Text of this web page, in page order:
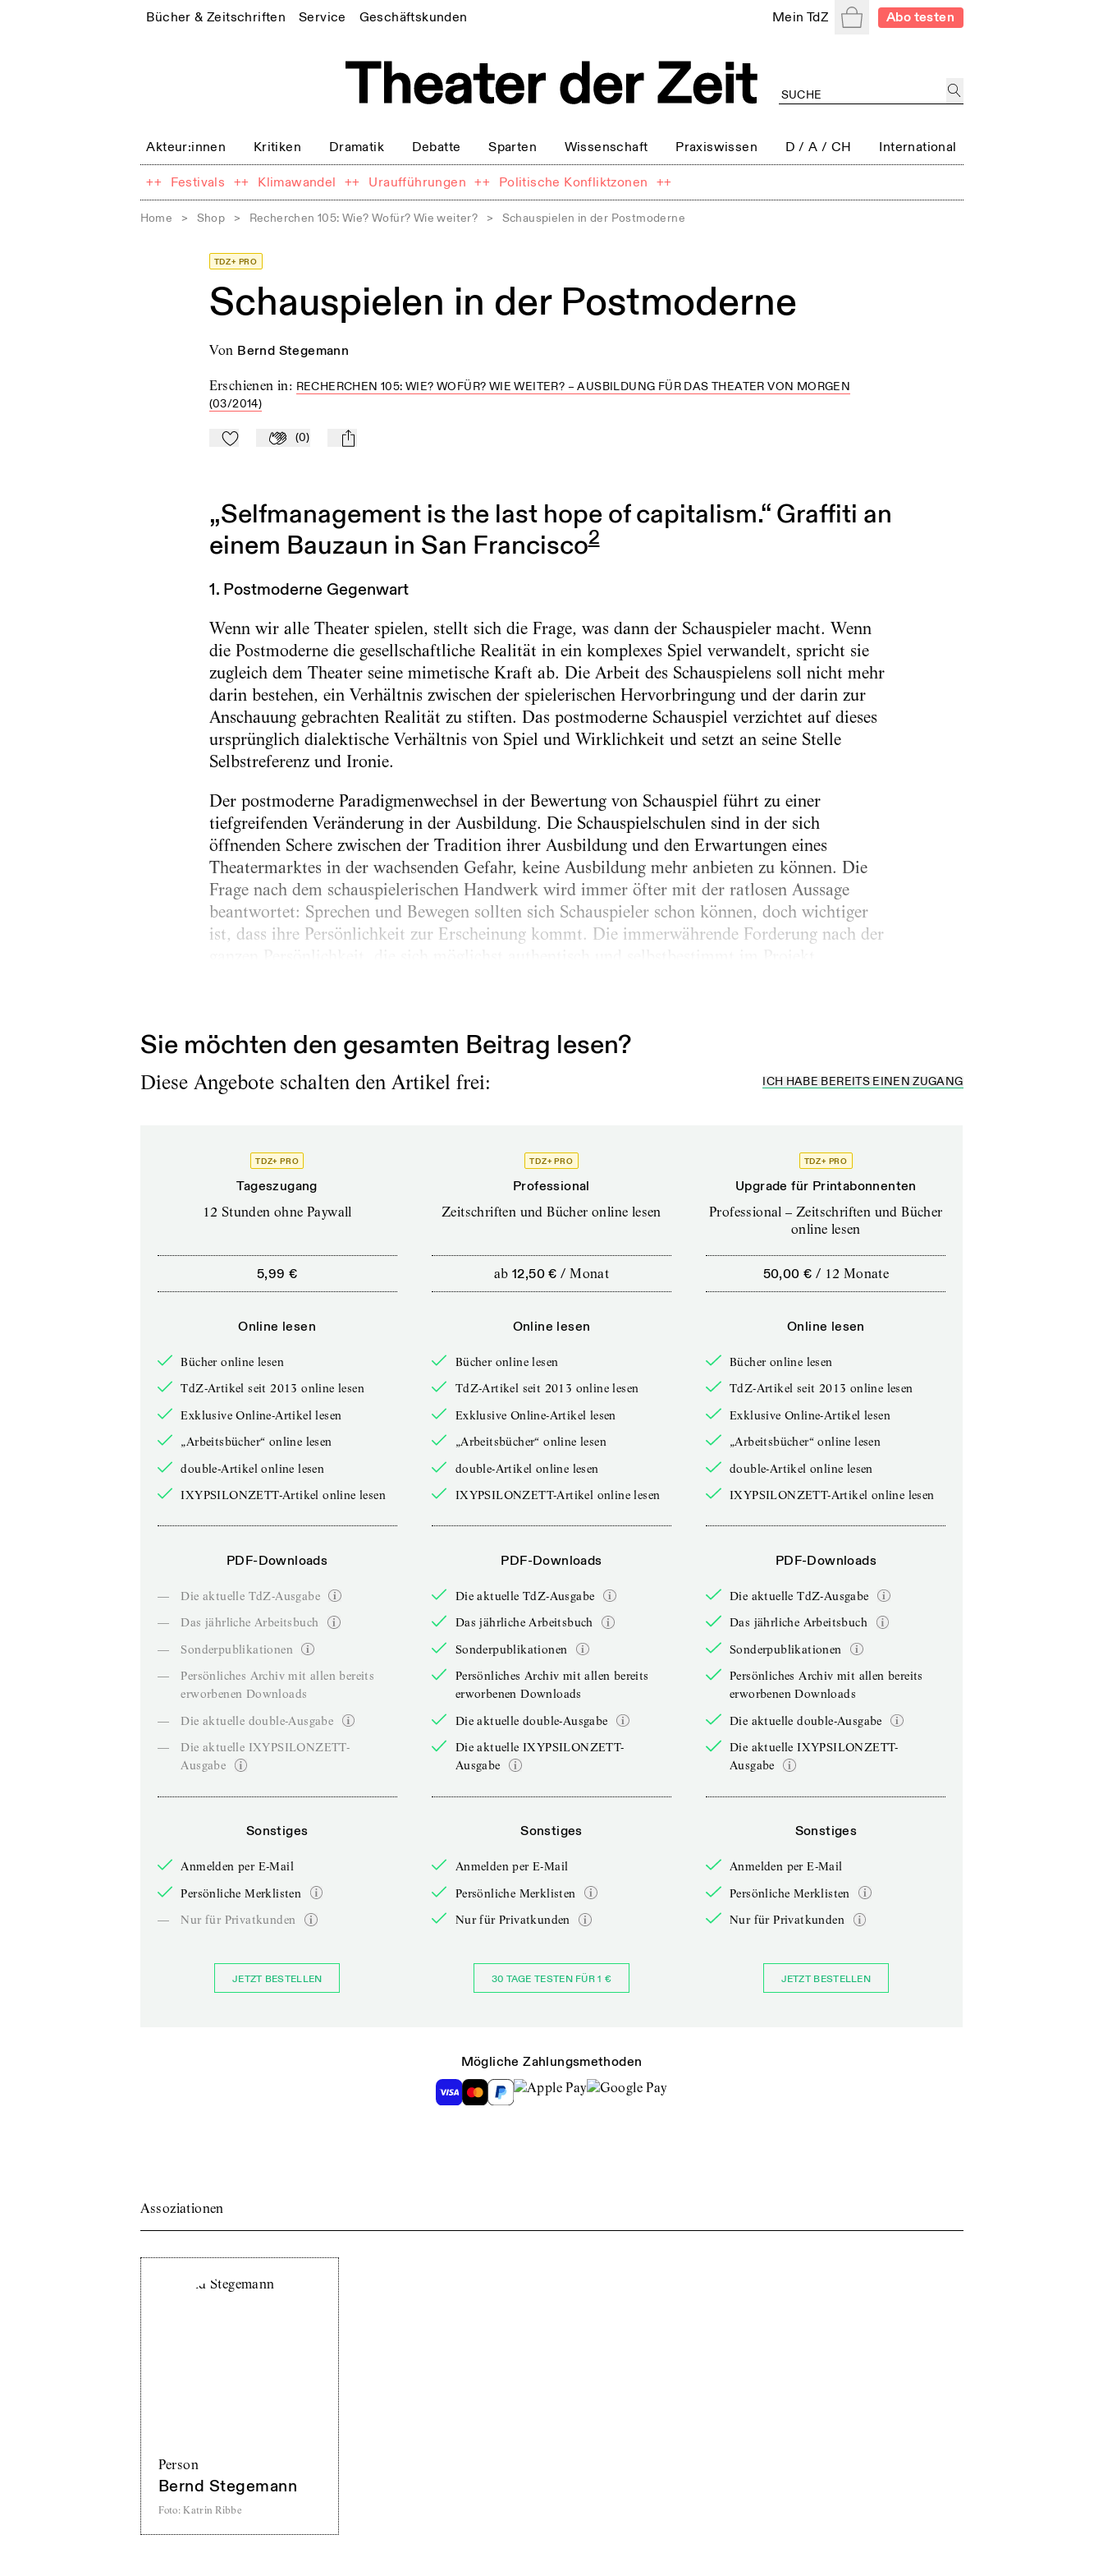
Bücher & Zeitschriften Service Geschäftskunden Mein TdZ WarenkorbAbo testen
Akteur:innen Kritiken Dramatik Debatte Sparten Wissenschaft Praxiswissen D / A / CH International
++ Festivals ++ Klimawandel ++ Uraufführungen ++ Politische Konfliktzonen ++
Home > Shop > Recherchen 105: Wie? Wofür? Wie weiter? > Schauspielen in der Postmoderne
TDZ+ PRO
Schauspielen in der Postmoderne
von Bernd Stegemann
Erschienen in: RECHERCHEN 105: WIE? WOFÜR? WIE WEITER? – AUSBILDUNG FÜR DAS THEATER VON MORGEN
(03/2014)
Zu Mein-TdZ hinzufügen
Applaudieren
(0) mail
„Selfmanagement is the last hope of capitalism.“ Graffiti an
einem Bauzaun in San Francisco2
1. Postmoderne Gegenwart
Wenn wir alle Theater spielen, stellt sich die Frage, was dann der Schauspieler macht. Wenn
die Postmoderne die gesellschaftliche Realität in ein komplexes Spiel verwandelt, spricht sie
zugleich dem Theater seine mimetische Kraft ab. Die Arbeit des Schauspielens soll nicht mehr
darin bestehen, ein Verhältnis zwischen der spielerischen Hervorbringung und der darin zur
Anschauung gebrachten Realität zu stiften. Das postmoderne Schauspiel verzichtet auf dieses
ursprünglich dialektische Verhältnis von Spiel und Wirklichkeit und setzt an seine Stelle
Selbstreferenz und Ironie.
Der postmoderne Paradigmenwechsel in der Bewertung von Schauspiel führt zu einer
tiefgreifenden Veränderung in der Ausbildung. Die Schauspielschulen sind in der sich
öffnenden Schere zwischen der Tradition ihrer Ausbildung und den Erwartungen eines
Theatermarktes in der wachsenden Gefahr, keine Ausbildung mehr anbieten zu können. Die
Frage nach dem schauspielerischen Handwerk wird immer öfter mit der ratlosen Aussage
beantwortet: Sprechen und Bewegen sollten sich Schauspieler schon können, doch wichtiger
ist, dass ihre Persönlichkeit zur Erscheinung kommt. Die immerwährende Forderung nach der
Sie möchten den gesamten Beitrag lesen?
Diese Angebote schalten den Artikel frei: ICH HABE BEREITS EINEN ZUGANG
TDZ+ PRO
Tageszugang
12 Stunden ohne Paywall
5,99 €
Online lesen
Bücher online lesen
TdZ-Artikel seit 2013 online lesen
Exklusive Online-Artikel lesen
„Arbeitsbücher“ online lesen
double-Artikel online lesen
IXYPSILONZETT-Artikel online lesen
PDF-Downloads
—
Die aktuelle TdZ-Ausgabe
—
Das jährliche Arbeitsbuch
—
Sonderpublikationen
—
Persönliches Archiv mit allen bereits
erworbenen Downloads
—
Die aktuelle double-Ausgabe
—
Die aktuelle IXYPSILONZETT-
Ausgabe
Sonstiges
Anmelden per E-Mail
Persönliche Merklisten
—
Nur für Privatkunden
JETZT BESTELLEN
TDZ+ PRO
Professional
Zeitschriften und Bücher online lesen
ab 12,50 € /Monat
Online lesen
Bücher online lesen
TdZ-Artikel seit 2013 online lesen
Exklusive Online-Artikel lesen
„Arbeitsbücher“ online lesen
double-Artikel online lesen
IXYPSILONZETT-Artikel online lesen
PDF-Downloads
Die aktuelle TdZ-Ausgabe
Das jährliche Arbeitsbuch
Sonderpublikationen
Persönliches Archiv mit allen bereits
erworbenen Downloads
Die aktuelle double-Ausgabe
Die aktuelle IXYPSILONZETT-
Ausgabe
Sonstiges
Anmelden per E-Mail
Persönliche Merklisten
Nur für Privatkunden
30 TAGE TESTEN FÜR 1 €
TDZ+ PRO
Upgrade für Printabonnenten
Professional – Zeitschriften und Bücher
online lesen
50,00 € / 12 Monate
Online lesen
Bücher online lesen
TdZ-Artikel seit 2013 online lesen
Exklusive Online-Artikel lesen
„Arbeitsbücher“ online lesen
double-Artikel online lesen
IXYPSILONZETT-Artikel online lesen
PDF-Downloads
Die aktuelle TdZ-Ausgabe
Das jährliche Arbeitsbuch
Sonderpublikationen
Persönliches Archiv mit allen bereits
erworbenen Downloads
Die aktuelle double-Ausgabe
Die aktuelle IXYPSILONZETT-
Ausgabe
Sonstiges
Anmelden per E-Mail
Persönliche Merklisten
Nur für Privatkunden
JETZT BESTELLEN
Mögliche Zahlungsmethoden
Assoziationen
Person
Bernd Stegemann
Foto: Katrin Ribbe